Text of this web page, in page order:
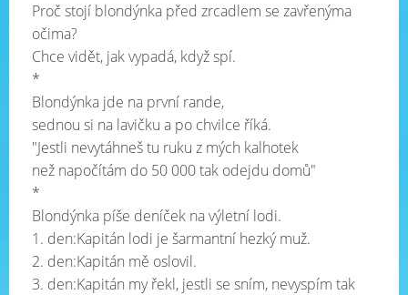
Proč stojí blondýnka před zrcadlem se zavřenýma
očima?
Chce vidět, jak vypadá, když spí.
*
Blondýnka jde na první rande,
sednou si na lavičku a po chvilce říká.
"Jestli nevytáhneš tu ruku z mých kalhotek
než napočítám do 50 000 tak odejdu domů"
*
Blondýnka píše deníček na výletní lodi.
1. den:Kapitán lodi je šarmantní hezký muž.
2. den:Kapitán mě oslovil.
3. den:Kapitán my řekl, jestli se sním, nevyspím tak